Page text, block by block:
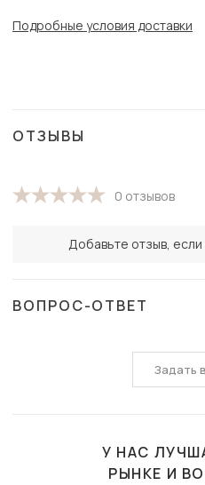
Подробные условия доставки
ОТЗЫВЫ
0 отзывов
Добавьте отзыв, если
ВОПРОС-ОТВЕТ
Задать
У НАС
РЫНКЕ И